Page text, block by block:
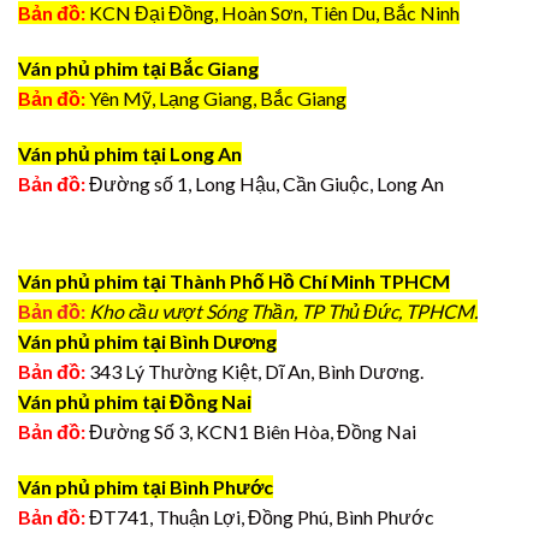
Bản đồ: KCN Đại Đồng, Hoàn Sơn, Tiên Du, Bắc Ninh
Ván phủ phim tại Bắc Giang
Bản đồ:Yên Mỹ, Lạng Giang, Bắc Giang
Ván phủ phim tại Long An
Bản đồ:Đường số 1, Long Hậu, Cần Giuộc, Long An
Ván phủ phim tại Thành Phố Hồ Chí Minh TPHCM
Bản đồ: Kho cầu vượt Sóng Thần, TP Thủ Đức, TPHCM.
Ván phủ phim tại Bình Dương
Bản đồ: 343 Lý Thường Kiệt, Dĩ An, Bình Dương.
Ván phủ phim tại Đồng Nai
Bản đồ:Đường Số 3, KCN1 Biên Hòa, Đồng Nai
Ván phủ phim tại Bình Phước
Bản đồ:ĐT741, Thuận Lợi, Đồng Phú, Bình Phước